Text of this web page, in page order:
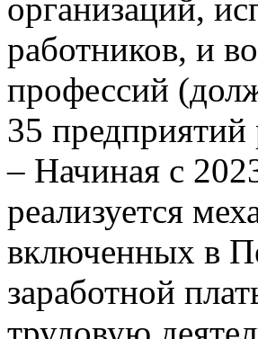
организаций,
работников, и
профессий
35
– Начиная с
реализуется
включенных в
заработной